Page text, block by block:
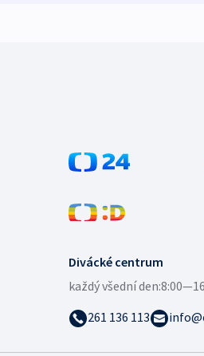
Divácké centrum
každý všední den:
261 136 113